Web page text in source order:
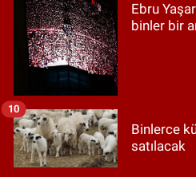
Ebru
binler bir
Binlerce
satılacak
10